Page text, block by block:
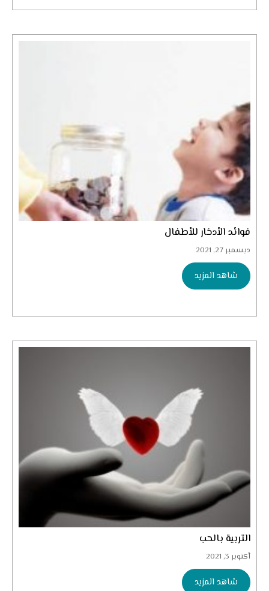
فوائد الأدخار للأطفال
ديسمبر 27, 2021
شاهد المزيد
التربية بالحب
أكتوبر 3, 2021
شاهد المزيد